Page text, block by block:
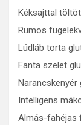
Kéksajttal
Rumos
Lúdláb torta
Fanta szelet
Intelligens
Almás-fahéjas